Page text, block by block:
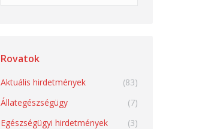
Rovatok
Aktuális hirdetmények
(83)
Állategészségügy
(7)
Egészségügyi hirdetmények
(3)